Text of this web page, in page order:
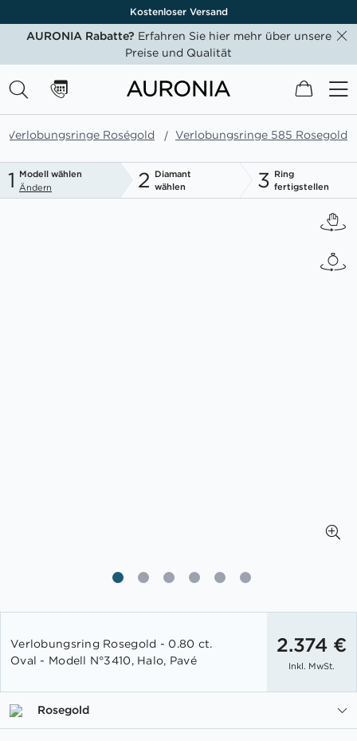
Kostenloser Versand
AURONIA Rabatte? Erfahren Sie hier mehr über unsere
Preise und Qualität
Mein
Verlobungsringe Roségold Verlobungsringe 585 Rosegold
1 Modell wählen
Ändern
2 Diamant
wählen
3 Ring
fertigstellen
Anfang
der
Bildgalerie
Verlobungsring Rosegold - 0.80 ct.
Oval - Modell N°3410, Halo, Pavé
2.374 €
Inkl. MwSt.
Rosegold